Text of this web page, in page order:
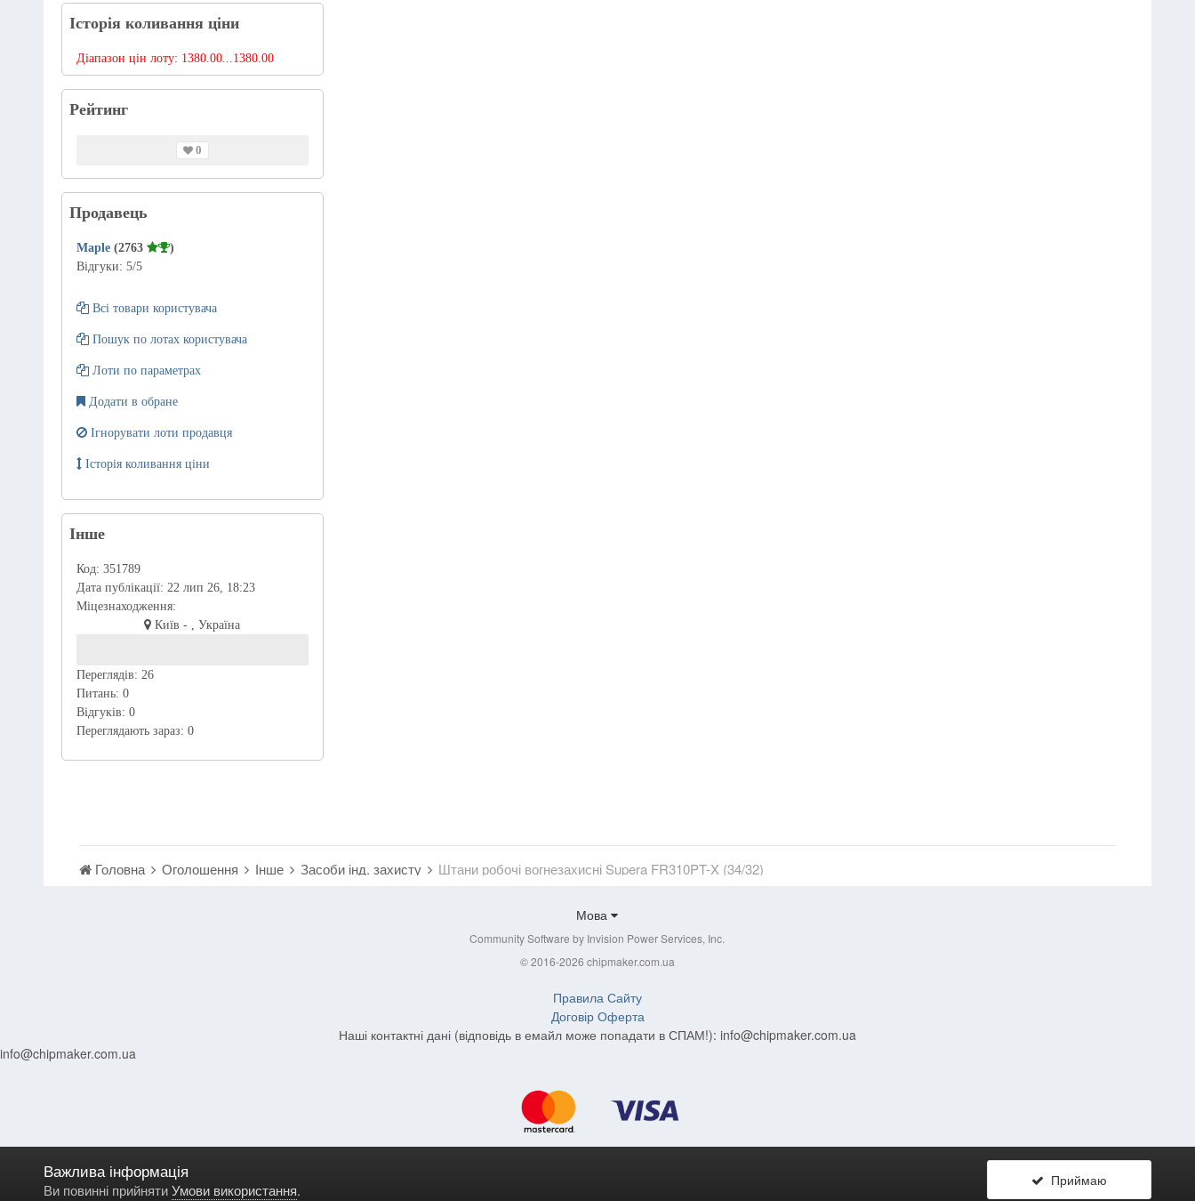
Історія коливання ціни
Діапазон цін лоту: 1380.00...1380.00
Рейтинг
0
Продавець
Maple (2763
)
Відгуки: 5/5
Всі товари користувача
Пошук по лотах користувача
Лоти по параметрах
Додати в обране
Ігнорувати лоти продавця
Історія коливання ціни
Інше
Код: 351789
Дата публікації: 22 лип 26, 18:23
Міцезнаходження:
Київ - , Україна
Переглядів: 26
Питань: 0
Відгуків: 0
Переглядають зараз: 0
Головна Оголошення Інше Засоби інд. захисту Штани робочі вогнезахисні Supera FR310PT-X (34/32)
Мова
Community Software by Invision Power Services, Inc.
© 2016-2026 chipmaker.com.ua
Важлива інформація
Ви повинні прийнятиУмови використання.
Приймаю
Правила Сайту
Договір Оферта
Наші контактні дані (відповідь в емайл може попадати в СПАМ!): info@chipmaker.com.ua
info@chipmaker.com.ua